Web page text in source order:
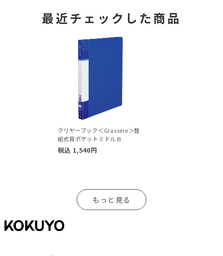
最近チェックした商品
クリヤーブック＜Glassele＞替
紙式背ポケットミドルＢ
税込 1,540円
もっと見る